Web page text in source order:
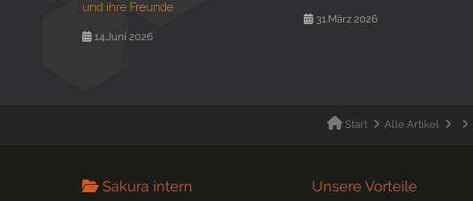
und ihre Freunde
14.Juni 2026
31.März 2026
Start Alle Artikel
Sakura intern Unsere Vorteile